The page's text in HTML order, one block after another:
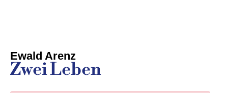
Ewald Arenz
Zwei Leben